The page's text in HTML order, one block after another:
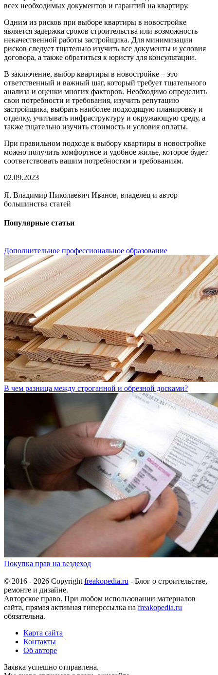
всех необходимых документов и гарантий на квартиру.
Одним из рисков при выборе квартиры в новостройке
является задержка сроков строительства или возможность
некачественной работы застройщика. Для минимизации
рисков следует тщательно изучить все документы и условия
договора, а также обратиться к юристу для консультации.
В заключение, выбор квартиры в новостройке – это
ответственный и важный шаг, который требует тщательного
анализа и оценки многих факторов. Необходимо определить
свои потребности и требования, изучить репутацию
застройщика, выбрать наиболее подходящую планировку и
отделку, учитывать инфраструктуру и окружающую среду, а
также тщательно изучить стоимость и условия оплаты.
При правильном подходе к выбору квартиры в новостройке
можно получить комфортное и удобное жилье, которое будет
соответствовать вашим потребностям и требованиям.
02.09.2023
Я, Владимир Николаевич Иванов, владелец и автор
большинства статей
Популярные статьи
Дополнительное профессиональное образование
В чем разница между строганной и обрезной досками?
Покупка прав на вездеход
© 2016 - 2026 Copyrightfreakopedia.ru - Блог о строительстве,
ремонте и дизайне.
Авторское право. При любом использовании материалов
сайта, прямая активная гиперссылка на freakopedia.ru
обязательна.
Карта сайта
Контакты
Об авторе
Заявка успешно отправлена.